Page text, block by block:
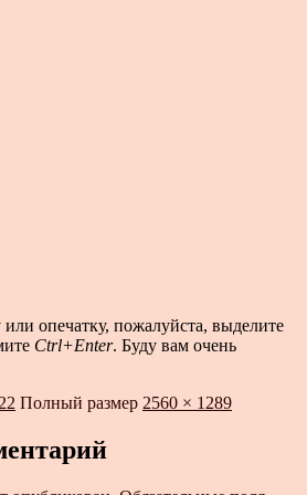
опечатку, пожалуйста, выделите
Ctrl+Enter. Буду вам очень
Полный размер 2560 × 1289